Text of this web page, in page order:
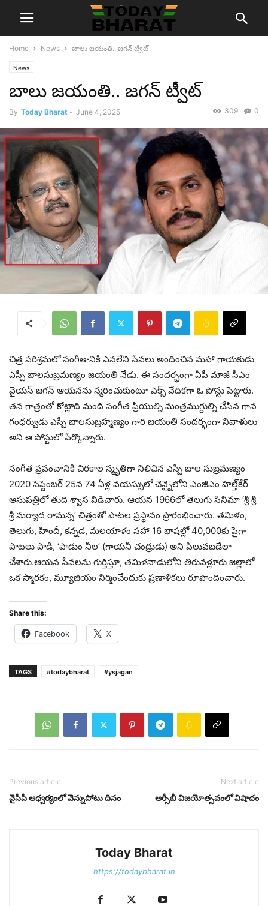
Home News బాలు జ‌యంతి.. జ‌గ‌న్ ట్వీట్
News
బాలు జ‌యంతి.. జ‌గ‌న్ ట్వీట్
By Today Bharat - June 4, 2025 0
309
చిత్ర ప‌రిశ్ర‌మ‌లో సంగీతానికి ఎన‌లేని సేవ‌లు అందించిన మ‌హా గాయ‌కుడు
ఎస్పీ బాల‌సుబ్ర‌మ‌ణ్యం జ‌యంతి నేడు. ఈ సంద‌ర్భంగా ఏపీ మాజీ సీఎం
వైయ‌స్ జ‌గ‌న్ ఆయ‌న‌ను స్మ‌రించుకుంటూ ఎక్స్ వేదిక‌గా ఓ పోస్టు పెట్టారు.
త‌న గాత్రంతో కోట్లాది మంది సంగీత ప్రియుల్ని మంత్ర‌ముగ్దుల్ని చేసిన గాన
గంధర్వుడు ఎస్పీ బాలసుబ్రహ్మణ్యం గారి జయంతి సందర్భంగా నివాళులు
అని ఆ పోస్టులో పేర్కొన్నారు.
సంగీత ప్రపంచానికి చిరకాల స్మృతిగా నిలిచిన ఎస్పీ బాల సుబ్ర‌మ‌ణ్యం
2020 సెప్టెంబ‌ర్ 25న 74 ఏళ్ల వయస్సులో చెన్నైలోని ఎంజీఎం హెల్త్‌కేర్
ఆసుపత్రిలో తుది శ్వాస విడిచారు. ఆయ‌న 1966లో తెలుగు సినిమా ‘శ్రీ శ్రీ
శ్రీ మ‌ర్యాద రామ‌న్న’ చిత్రంతో పాటల ప్రస్థానం ప్రారంభించారు. తమిళం,
తెలుగు, హిందీ, కన్నడ, మ‌ల‌యాళం సహా 16 భాష‌ల్లో 40,000కు పైగా
పాట‌లు పాడి, ‘పాడుం నీల’ (గాయ‌నీ చంద్రుడు) అని పిలువబడేలా
చేశారు.ఆయ‌న సేవలను గుర్తిస్తూ, తమిళనాడులోని తిరువ‌ళ్లూరు జిల్లాలో
ఒక స్మార‌కం, మ్యూజియం నిర్మించేందుకు ప్రణాళిక‌లు రూపొందించారు.
Share this:
Facebook X
TAGS #todaybharat #ysjagan
Previous article
వైసీపీ ఆధ్వర్యంలో వెన్నుపోటు దినం
Next article
ఆర్సీబీ విజ‌యోత్స‌వంలో విషాదం
Today Bharat
https://todaybharat.in